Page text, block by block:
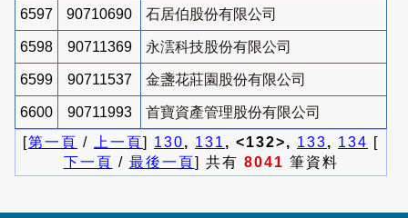
6597 90710690 石居伯股份有限公司
6598 90711369 永澐科技股份有限公司
6599 90711537 金盞花莊園股份有限公司
6600 90711993
首寶資產管理股份有限公司
[第一頁 / 上一頁] 130, 131 , <132>, 133, 134 [
下一頁 / 最後一頁] 共有 8041 筆資料